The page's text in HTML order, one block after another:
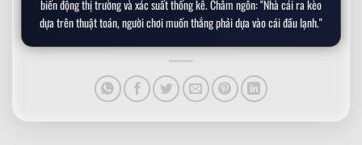
CAM trong bóng đá là gì?
biến động thị trường và xác suất thống kê. Châm ngôn: "Nhà cái ra kèo
dựa trên thuật toán, người chơi muốn thắng phải dựa vào cái đầu lạnh."